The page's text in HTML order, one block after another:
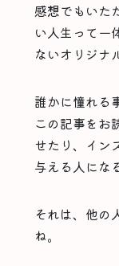
感想でもいた
い人生って一
ないオリジナ
誰かに憧れる
この記事をお
せたり、イン
与える人にな
それは、他の
ね。